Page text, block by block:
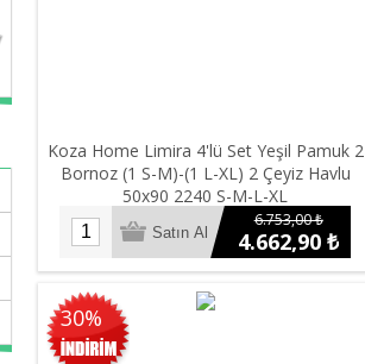
Koza Home Limira 4'lü Set Yeşil Pamuk 2
Bornoz (1 S-M)-(1 L-XL) 2 Çeyiz Havlu
50x90 2240 S-M-L-XL
6.753,00 ₺
4.662,90 ₺
30%